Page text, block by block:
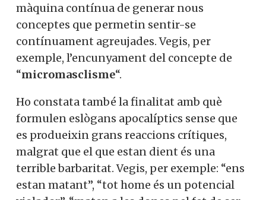
màquina contínua de generar nous
conceptes que permetin sentir-se
contínuament agreujades. Vegis, per
exemple, l’encunyament del concepte de
“micromasclisme“.
Ho constata també la finalitat amb què
formulen eslògans apocalíptics sense que
es produeixin grans reaccions crítiques,
malgrat que el que estan dient és una
terrible barbaritat. Vegis, per exemple: “ens
estan matant”, “tot home és un potencial